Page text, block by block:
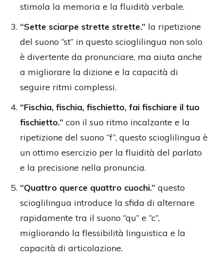
stimola la memoria e la fluidità verbale.
“Sette sciarpe strette strette.” la ripetizione
del suono “st” in questo scioglilingua non solo
è divertente da pronunciare, ma aiuta anche
a migliorare la dizione e la capacità di
seguire ritmi complessi.
“Fischia, fischia, fischietto, fai fischiare il tuo
fischietto.” con il suo ritmo incalzante e la
ripetizione del suono “f”, questo scioglilingua è
un ottimo esercizio per la fluidità del parlato
e la precisione nella pronuncia.
“Quattro querce quattro cuochi.” questo
scioglilingua introduce la sfida di alternare
rapidamente tra il suono “qu” e “c”,
migliorando la flessibilità linguistica e la
capacità di articolazione.